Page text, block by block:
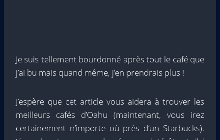
Je suis tellement bourdonné après tout le café que
j’ai bu mais quand même, j’en prendrais plus !
J’espère que cet article vous aidera à trouver les
meilleurs cafés d’Oahu (maintenant, vous irez
certainement n’importe où près d’un Starbucks).